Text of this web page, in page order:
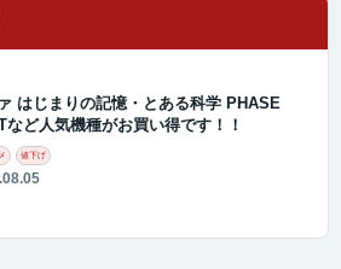
はじまりの記憶・とある科学 PHASE
など人気機種がお買い得です！！
値下げ